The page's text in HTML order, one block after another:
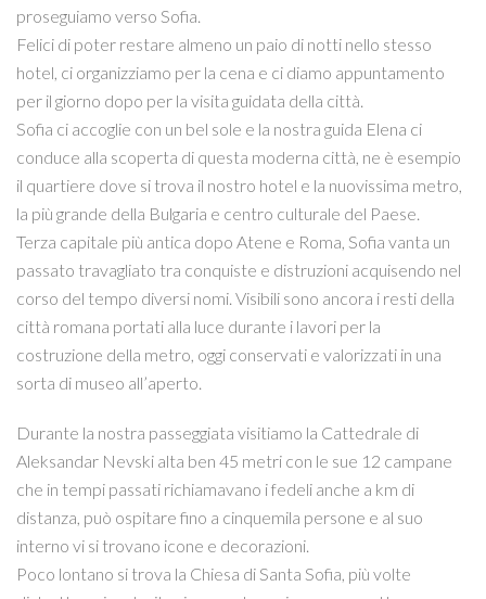
proseguiamo verso Sofia.
Felici di poter restare almeno un paio di notti nello stesso
hotel, ci organizziamo per la cena e ci diamo appuntamento
per il giorno dopo per la visita guidata della città.
Sofia ci accoglie con un bel sole e la nostra guida Elena ci
conduce alla scoperta di questa moderna città, ne è esempio
il quartiere dove si trova il nostro hotel e la nuovissima metro,
la più grande della Bulgaria e centro culturale del Paese.
Terza capitale più antica dopo Atene e Roma, Sofia vanta un
passato travagliato tra conquiste e distruzioni acquisendo nel
corso del tempo diversi nomi. Visibili sono ancora i resti della
città romana portati alla luce durante i lavori per la
costruzione della metro, oggi conservati e valorizzati in una
sorta di museo all’aperto.
Durante la nostra passeggiata visitiamo la Cattedrale di
Aleksandar Nevski alta ben 45 metri con le sue 12 campane
che in tempi passati richiamavano i fedeli anche a km di
distanza, può ospitare fino a cinquemila persone e al suo
interno vi si trovano icone e decorazioni.
Poco lontano si trova la Chiesa di Santa Sofia, più volte